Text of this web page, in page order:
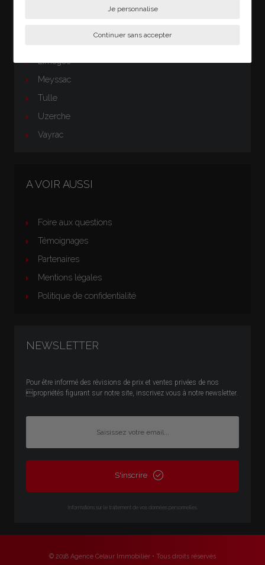
Argentat sur dordogne
Limoges
Meyssac
Tulle
Uzerche
Vayrac
A VOIR AUSSI
Foire aux questions
Témoignages
Partenaires
Mentions légales
Politique de confidentialité
NEWSLETTER
Pour être informé des révisions de prix et ventes privées de nos
propriétés figurant sur notre site, inscrivez vous à notre newsletter.
S'inscrire
Infor­ma­tions sur le trai­te­ment de vos don­nées per­son­nelles.
© 2018 Agence Celaur Immobilier • Tous droits réservés
Je personnalise
Continuer sans accepter